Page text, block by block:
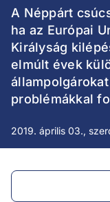
A Néppárt
ha az Európai
Királyság
elmúlt évek
problémákkal
2019. április 03.,